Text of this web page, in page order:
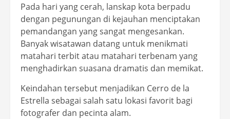
Pada hari yang cerah, lanskap kota berpadu
dengan pegunungan di kejauhan menciptakan
pemandangan yang sangat mengesankan.
Banyak wisatawan datang untuk menikmati
matahari terbit atau matahari terbenam yang
menghadirkan suasana dramatis dan memikat.
Keindahan tersebut menjadikan Cerro de la
Estrella sebagai salah satu lokasi favorit bagi
fotografer dan pecinta alam.